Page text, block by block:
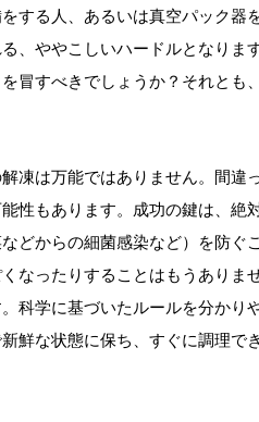
する人、あるいは真空パック器
、ややこしいハードルとなり
冒すべきでしょうか？それと
解凍は万能ではありません。間違
性もあります。成功の鍵は、絶
どからの細菌感染など）を防
なったりすることはもうあり
科学に基づいたルールを分か
鮮な状態に保ち、すぐに調理で